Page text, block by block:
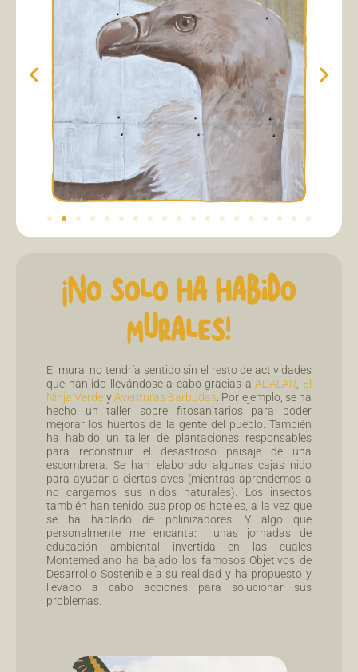
¡NO SOLO HA HABIDO
MURALES!
El mural no tendría sentido sin el resto de actividades
que han ido llevándose a cabo gracias aADALAR
El
Ninja Verde yAventuras Barbudas . Por ejemplo, se ha
hecho un taller sobre fitosanitarios para poder
mejorar los huertos de la gente del pueblo. También
ha habido un taller de plantaciones responsables
para reconstruir el desastroso paisaje de una
escombrera. Se han elaborado algunas cajas nido
para ayudar a ciertas aves (mientras aprendemos a
no cargamos sus nidos naturales). Los insectos
también han tenido sus propios hoteles, a la vez que
se ha hablado de polinizadores. Y algo que
personalmente me encanta: unas jornadas de
educación ambiental invertida en las cuales
Montemediano ha bajado los famosos Objetivos de
Desarrollo Sostenible a su realidad y ha propuesto y
llevado a cabo acciones para solucionar sus
problemas.